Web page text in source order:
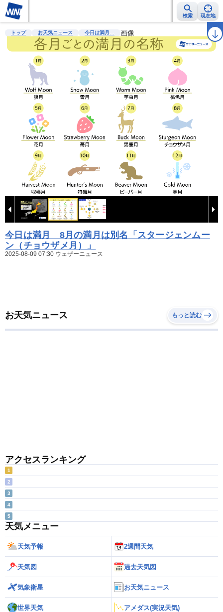
検索 現在地
雨雲レーダー 台風情報 地震情報 警報・注意報 ラ
トップ お天気ニュース 今日は満月… 画像
今日は満月 8月の満月は別名「スタージェンムー
ン（チョウザメ月）」
2025-08-09 07:30 ウェザーニュース
お天気ニュース もっと読む
アクセスランキング
1
2
3
4
5
天気メニュー
天気予報 2週間天気
天気図 過去天気図
気象衛星 お天気ニュース
世界天気 アメダス(実況天気)